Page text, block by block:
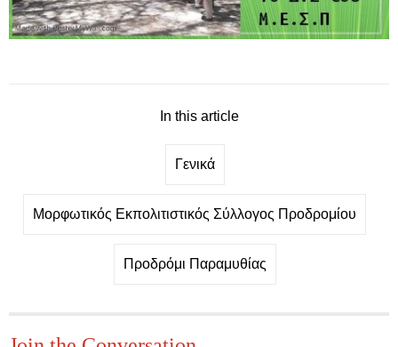
In this article
Γενικά
Μορφωτικός Εκπολιτιστικός Σύλλογος Προδρομίου
Προδρόμι Παραμυθίας